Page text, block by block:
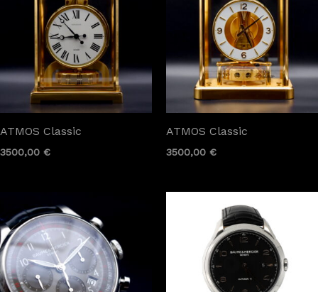
ATMOS Classic
3500,00 €
ATMOS Classic
3500,00 €